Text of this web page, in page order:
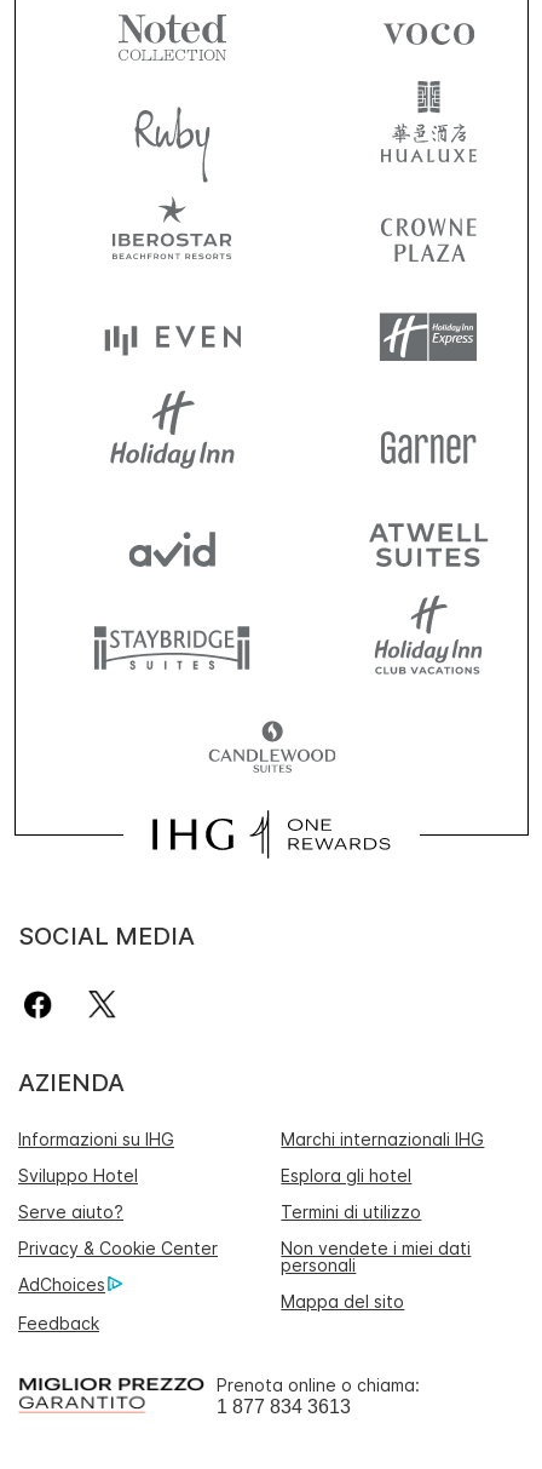
SOCIAL MEDIA
AZIENDA
Informazioni su IHG
Marchi internazionali IHG
Sviluppo Hotel
Esplora gli hotel
Serve aiuto?
Termini di utilizzo
Privacy & Cookie Center
Non vendete i miei dati
personali
AdChoices
Mappa del sito
Feedback
Prenota online o chiama:
1 877 834 3613